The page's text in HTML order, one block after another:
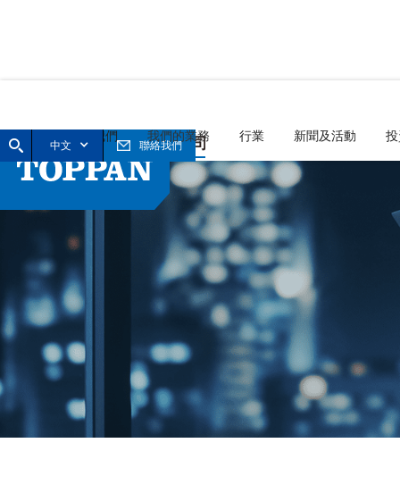
首頁 關於我們 我們的業務 行業 新聞及活動
中文 聯絡我們